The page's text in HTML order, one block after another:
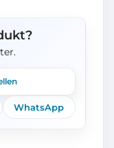
WhatsApp